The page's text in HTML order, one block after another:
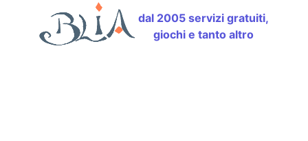
dal 2005 servizi gratuiti,
giochi e tanto altro